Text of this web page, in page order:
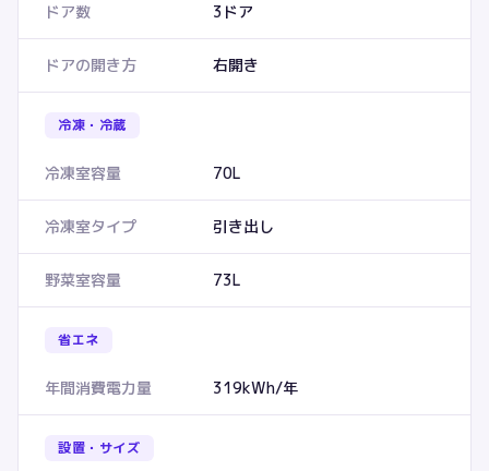
ドア数 3ドア
ドアの開き方 右開き
冷凍・冷蔵
冷凍室容量 70L
冷凍室タイプ 引き出し
野菜室容量 73L
省エネ
年間消費電力量 319kWh/年
設置・サイズ